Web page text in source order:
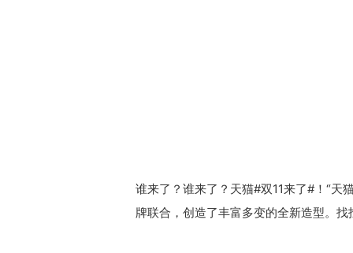
谁来了？谁来了？天猫#双11来了#！“天
牌联合，创造了丰富多变的全新造型。